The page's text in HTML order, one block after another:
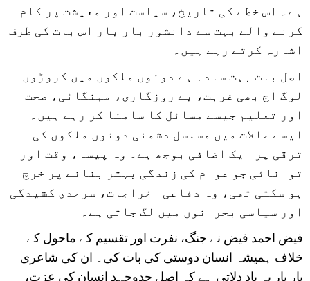
ہے۔ اس خطے کی تاریخ، سیاست اور معیشت پر کام
کرنے والے بہت سے دانشور بار بار اس بات کی طرف
اشارہ کرتے رہے ہیں۔
اصل بات بہت سادہ ہے دونوں ملکوں میں کروڑوں
لوگ آج بھی غربت، بے روزگاری، مہنگائی، صحت
اور تعلیم جیسے مسائل کا سامنا کر رہے ہیں۔
ایسے حالات میں مسلسل دشمنی دونوں ملکوں کی
ترقی پر ایک اضافی بوجھ ہے۔ وہ پیسہ، وقت اور
توانائی جو عوام کی زندگی بہتر بنانے پر خرچ
ہو سکتی تھی، وہ دفاعی اخراجات، سرحدی کشیدگی
اور سیاسی بحرانوں میں لگ جاتی ہے۔
فیض احمد فیض نے جنگ، نفرت اور تقسیم کے ماحول کے
خلاف ہمیشہ انسان دوستی کی بات کی۔ ان کی شاعری